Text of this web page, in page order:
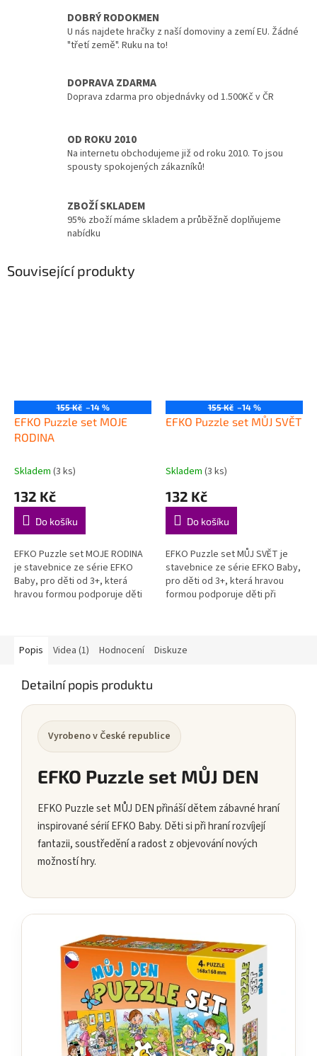
DOBRÝ RODOKMEN
U nás najdete hračky z naší domoviny a zemí EU. Žádné
"třetí země". Ruku na to!
DOPRAVA ZDARMA
Doprava zdarma pro objednávky od 1.500Kč v ČR
OD ROKU 2010
Na internetu obchodujeme již od roku 2010. To jsou
spousty spokojených zákazníků!
ZBOŽÍ SKLADEM
95% zboží máme skladem a průběžně doplňujeme
nabídku
Související produkty
155 Kč –14 %
EFKO Puzzle set MOJE
RODINA
Skladem (3 ks)
132 Kč
Do košíku
EFKO Puzzle set MOJE RODINA
je stavebnice ze série EFKO
Baby, pro děti od 3+, která
hravou formou podporuje děti
155 Kč –14 %
EFKO Puzzle set MŮJ SVĚT
Skladem (3 ks)
132 Kč
Do košíku
EFKO Puzzle set MŮJ SVĚT je
stavebnice ze série EFKO Baby,
pro děti od 3+, která hravou
formou podporuje děti při
Popis
Videa (1) Hodnocení Diskuze
Detailní popis produktu
Vyrobeno v České republice
EFKO Puzzle set MŮJ DEN
EFKO Puzzle set MŮJ DEN přináší dětem zábavné hraní
inspirované sérií EFKO Baby. Děti si při hraní rozvíjejí
fantazii, soustředění a radost z objevování nových
možností hry.